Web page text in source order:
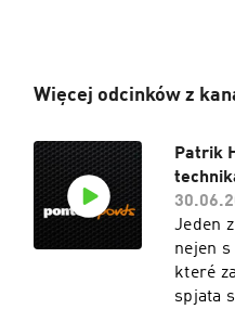
Więcej odcinków z
Patrik
Jeden
nejen
které
spjata